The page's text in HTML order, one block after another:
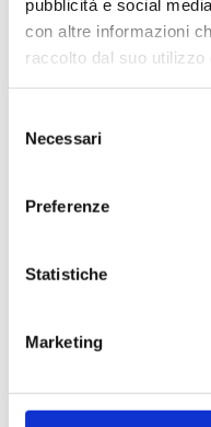
pubblicità e social
con altre informazioni
raccolto dal suo utilizzo
delNecessari
Preferenze
Statistiche
Marketing
PRIORI SE